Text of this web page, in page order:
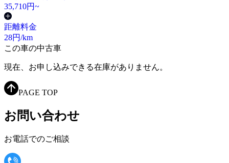
35,710円~
距離料金
28円/km
この車の中古車
現在、お申し込みできる在庫がありません。
PAGE TOP
お問い合わせ
お電話でのご相談